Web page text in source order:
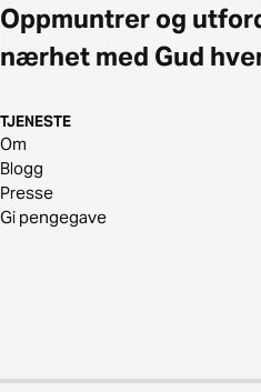
Oppmuntrer og
nærhet med Gud
TJENESTE
Om
Blogg
Presse
Gi pengegave